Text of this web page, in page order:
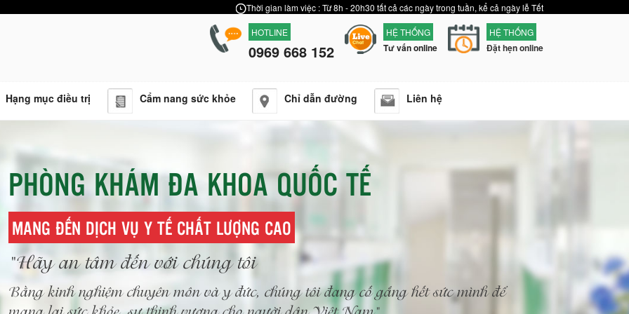
Thời gian làm việc : Từ 8h - 20h30 tất cả các ngày trong tuần, kể cả ngày lễ Tết
HOTLINE
0969 668 152
HỆ THỐNG
Tư vấn online
HỆ THỐNG
Đặt hẹn online
Hạng mục điều trị Cẩm nang sức khỏe Chỉ dẫn đường Liên hệ
PHÒNG KHÁM ĐA KHOA QUỐC TẾ
MANG ĐẾN DỊCH VỤ Y TẾ CHẤT LƯỢNG CAO
"Hãy an tâm đến với chúng tôi
Bằng kinh nghiệm chuyên môn và y đức, chúng tôi đang cố gắng hết sức mình để
mang lại sức khỏe, sự thịnh vượng cho người dân Việt Nam"